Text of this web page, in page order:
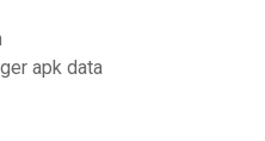
apk data